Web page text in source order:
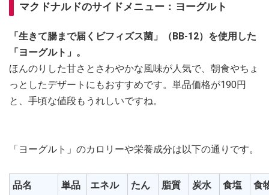
マクドナルドのサイドメニュー：ヨーグルト
「生きて腸まで届くビフィズス菌」（BB-12）を使用した
「ヨーグルト」。
ほんのりした甘さとさわやかな風味が人気で、朝食やちょ
っとしたデザートにもおすすめです。単品価格が190円
と、手頃な値段もうれしいですね。
「ヨーグルト」のカロリーや栄養成分は以下の通りです。
品名
単品
エネル
たん
脂質
炭水
食塩
食